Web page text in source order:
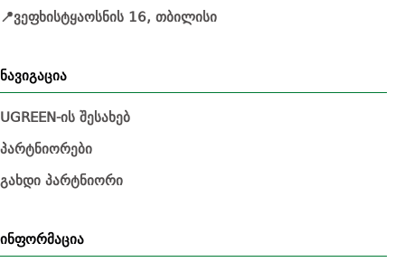
📍ვეფხისტყაოსნის 16, თბილისი
ნავიგაცია
UGREEN-ის შესახებ
პარტნიორები
გახდი პარტნიორი
ინფორმაცია